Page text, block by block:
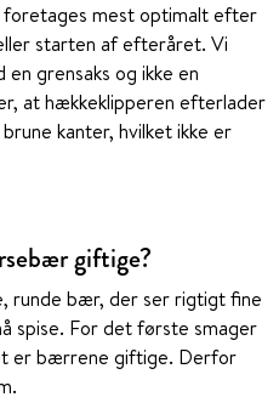
mest optimalt efter
starten af efteråret. Vi
grensaks og ikke en
at hækkeklipperen efterlader
kanter, hvilket ikke er
giftige?
runde bær, der ser rigtigt fine
spise. For det første smager
er bærrene giftige. Derfor